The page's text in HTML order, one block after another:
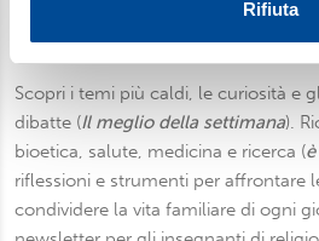
analizzare il nostro traffico.
informazioni sul modo in cui
nostri partner, che si occupano di
pubblicità e social media, i quali
con altre informazioni che ha
raccolto dal suo utilizzo dei loro
“Rifiuta” saranno installati solo i
Rifiuta
Newsletter
Scopri i temi più caldi, le curiosità e
dibatte (Il meglio della settimana).
bioetica, salute, medicina e ricerca (
riflessioni e strumenti per affrontare
condividere la vita familiare di ogni